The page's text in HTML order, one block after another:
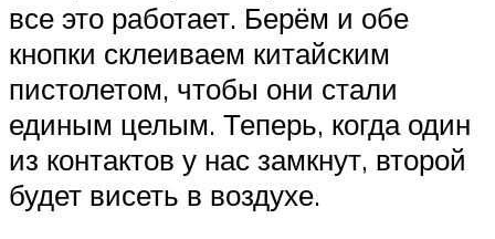
все это работает. Берём и обе
кнопки склеиваем китайским
пистолетом, чтобы они стали
единым целым. Теперь, когда один
из контактов у нас замкнут, второй
будет висеть в воздухе.